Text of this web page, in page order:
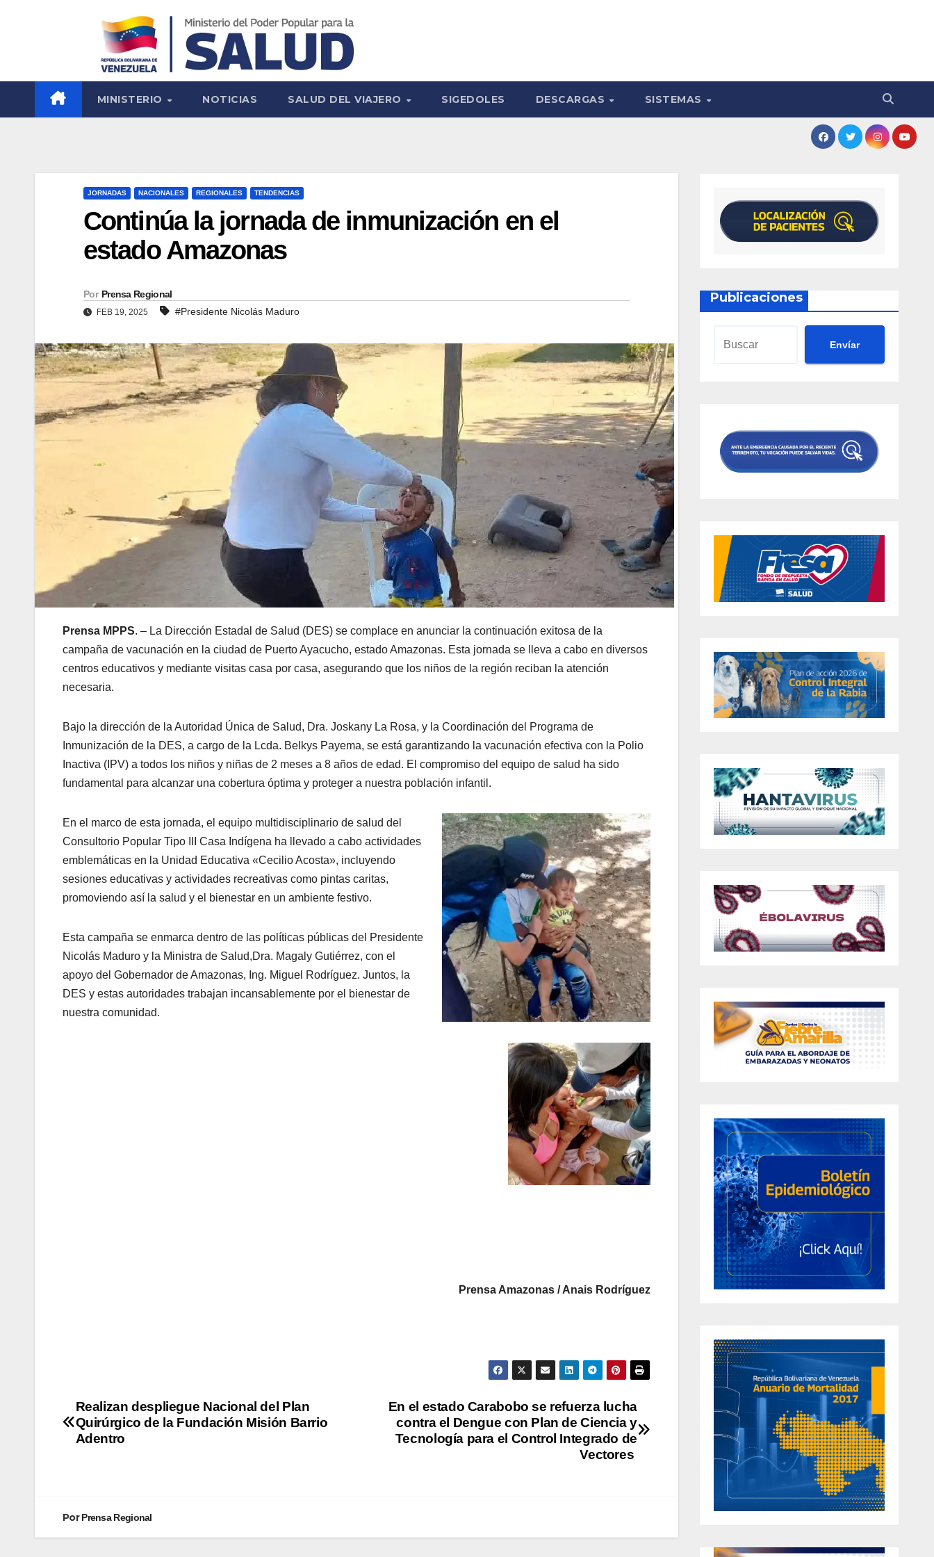
MINISTERIO NOTICIAS SALUD DEL VIAJERO SIGEDOLES DESCARGAS SISTEMAS
JORNADAS NACIONALES REGIONALES TENDENCIAS
Continúa la jornada de inmunización en el
estado Amazonas
Por Prensa Regional
FEB 19, 2025 #Presidente Nicolás Maduro
Prensa MPPS. – La Dirección Estadal de Salud (DES) se complace en anunciar la continuación exitosa de la
campaña de vacunación en la ciudad de Puerto Ayacucho, estado Amazonas. Esta jornada se lleva a cabo en diversos
centros educativos y mediante visitas casa por casa, asegurando que los niños de la región reciban la atención
necesaria.
Bajo la dirección de la Autoridad Única de Salud, Dra. Joskany La Rosa, y la Coordinación del Programa de
Inmunización de la DES, a cargo de la Lcda. Belkys Payema, se está garantizando la vacunación efectiva con la Polio
Inactiva (IPV) a todos los niños y niñas de 2 meses a 8 años de edad. El compromiso del equipo de salud ha sido
fundamental para alcanzar una cobertura óptima y proteger a nuestra población infantil.
En el marco de esta jornada, el equipo multidisciplinario de salud del
Consultorio Popular Tipo III Casa Indígena ha llevado a cabo actividades
emblemáticas en la Unidad Educativa «Cecilio Acosta», incluyendo
sesiones educativas y actividades recreativas como pintas caritas,
promoviendo así la salud y el bienestar en un ambiente festivo.
Esta campaña se enmarca dentro de las políticas públicas del Presidente
Nicolás Maduro y la Ministra de Salud,Dra. Magaly Gutiérrez, con el
apoyo del Gobernador de Amazonas, Ing. Miguel Rodríguez. Juntos, la
DES y estas autoridades trabajan incansablemente por el bienestar de
nuestra comunidad.
Prensa Amazonas / Anais Rodríguez
En el estado Carabobo se refuerza lucha
contra el Dengue con Plan de Ciencia y
Tecnología para el Control Integrado de
Vectores
Realizan despliegue Nacional del Plan
Quirúrgico de la Fundación Misión Barrio
Adentro
PorPrensa Regional
Publicaciones
Envíar